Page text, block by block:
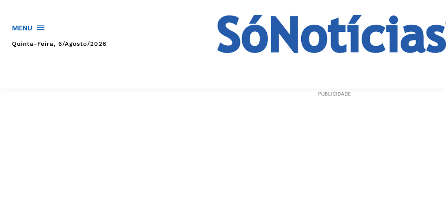
MENU
Quinta-Feira, 6/agosto/2026
PUBLICIDADE